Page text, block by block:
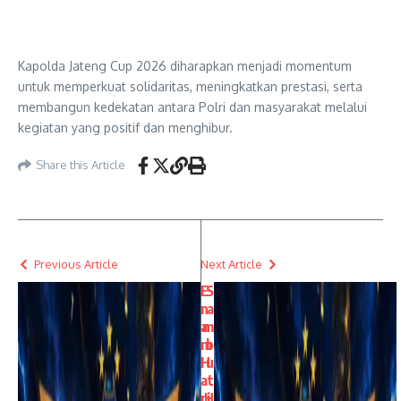
Kapolda Jateng Cup 2026 diharapkan menjadi momentum
untuk memperkuat solidaritas, meningkatkan prestasi, serta
membangun kedekatan antara Polri dan masyarakat melalui
kegiatan yang positif dan menghibur.
Share this Article
Previous Article
E
n
a
m
H
a
Next Article
S
a
m
b
u
t